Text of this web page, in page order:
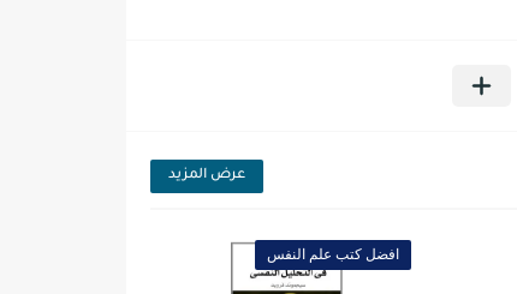
عرض المزيد
افضل كتب علم النفس